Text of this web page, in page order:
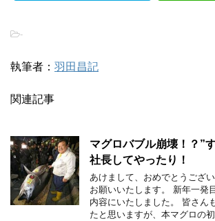
-
執筆者： 羽田昌記
関連記事
マグロバブル崩壊！？”
社長してやったり！
あけまして、おめでとうござ
お願いいたします。 新年一発
内容にいたしました。 皆さん
たと思いますが、本マグロの